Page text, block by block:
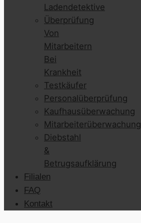
Ladendetektive
Überprüfung
Von
Mitarbeitern
Bei
Krankheit
Testkäufer
Personalüberprüfung
Kaufhausüberwachung
Mitarbeiterüberwachung
Diebstahl
&
Betrugsaufklärung
Filialen
FAQ
Kontakt